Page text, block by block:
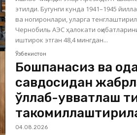
этилди. Бугунги кунда 1941–1945 йиллардаги уруш қатнашчилари
ва ногиронлари, уларга
Чернобиль АЭС ҳалокати
иштирок этган 48,4 мингдан...
Ўзбекистон
Бошпанасиз ва
савдосидан
қўллаб-қувватлаш
04.08.2026